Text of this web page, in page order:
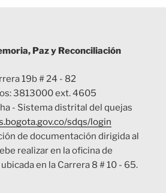
Paz y Reconciliación
19b # 24 - 82
3813000 ext. 4605
- Sistema distrital del quejas
sdqs/login
de documentación dirigida al
realizar en la oficina de
en la Carrera 8 # 10 - 65.